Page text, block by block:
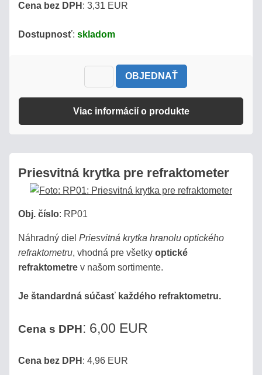
Cena bez DPH : 3,31 EUR
Dostupnosť: skladom
OBJEDNAŤ
Viac informácií o produkte
Priesvitná krytka pre refraktometer
Obj. číslo: RP01
Náhradný diel Priesvitná krytka hranolu optického
refraktometru, vhodná pre všetky optické
refraktometre v našom sortimente.
Je štandardná súčasť každého refraktometru.
Cena s DPH: 6,00 EUR
Cena bez DPH : 4,96 EUR